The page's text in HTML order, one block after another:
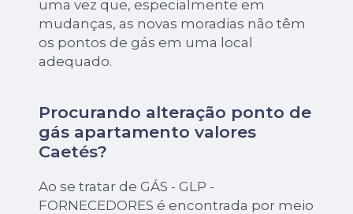
uma vez que, especialmente em
mudanças, as novas moradias não têm
os pontos de gás em uma local
adequado.
Procurando alteração ponto de
gás apartamento valores
Caetés?
Ao se tratar de GÁS - GLP -
FORNECEDORES é encontrada por meio